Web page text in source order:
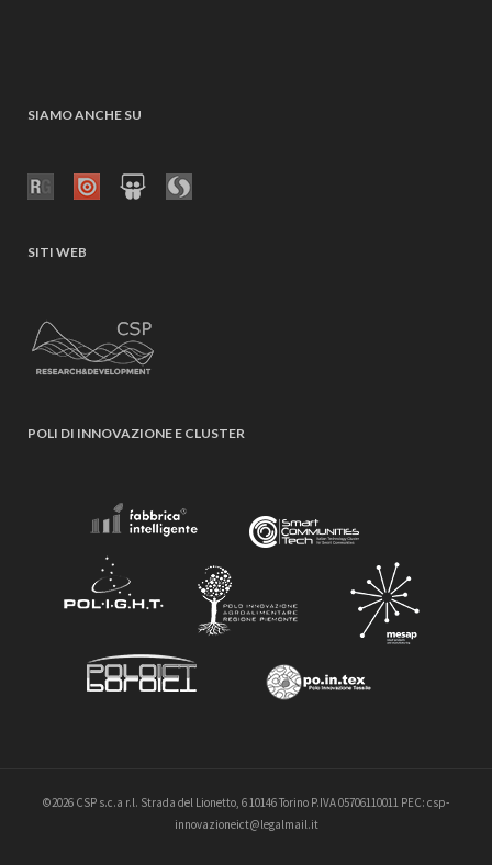
SIAMO ANCHE SU
SITI WEB
POLI DI INNOVAZIONE E CLUSTER
©2026 CSP s.c.a r.l. Strada del Lionetto, 6 10146 Torino P.IVA 05706110011 PEC: csp-
innovazioneict@legalmail.it